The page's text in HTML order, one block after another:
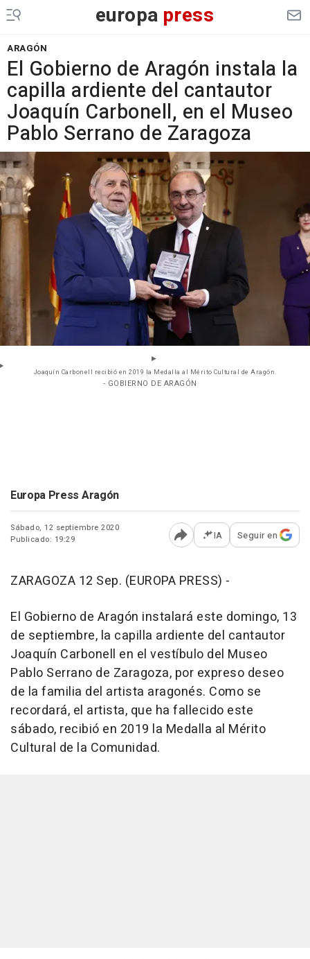
europa press
ARAGÓN
El Gobierno de Aragón instala la
capilla ardiente del cantautor
Joaquín Carbonell, en el Museo
Pablo Serrano de Zaragoza
Joaquín Carbonell recibió en 2019 la Medalla al Mérito Cultural de Aragón.
- GOBIERNO DE ARAGÓN
Europa Press Aragón
Sábado, 12 septiembre 2020
Publicado: 19:29
Abrir opciones para
IA Seguir en
ZARAGOZA 12 Sep. (EUROPA PRESS) -
El Gobierno de Aragón instalará este domingo, 13
de septiembre, la capilla ardiente del cantautor
Joaquín Carbonell en el vestíbulo del Museo
Pablo Serrano de Zaragoza, por expreso deseo
de la familia del artista aragonés. Como se
recordará, el artista, que ha fallecido este
sábado, recibió en 2019 la Medalla al Mérito
Cultural de la Comunidad.